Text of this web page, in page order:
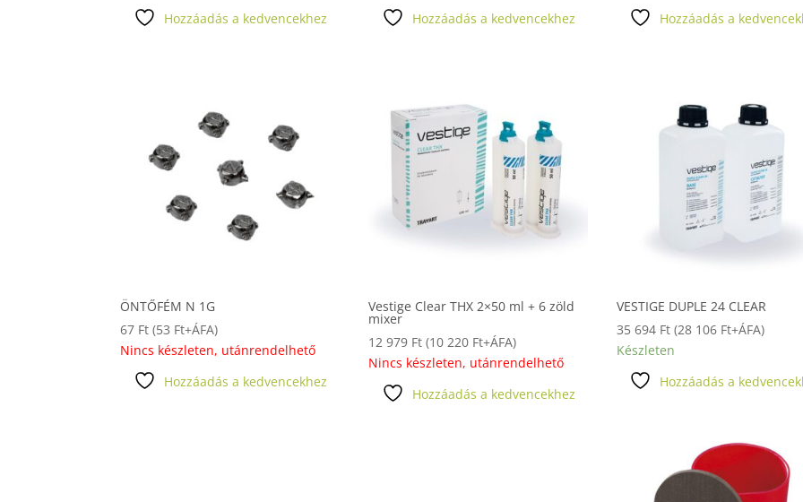
Hozzáadás a kedvencekhez
Hozzáadás a kedvencekhez
Hozzáadás a
ÖNTŐFÉM N 1G
67 Ft (53 Ft+ÁFA)
Nincs készleten, utánrendelhető
Hozzáadás a kedvencekhez
Vestige Clear THX 2×50 ml + 6 zöld
mixer
12 979 Ft (10 220 Ft+ÁFA)
Nincs készleten, utánrendelhető
Hozzáadás a kedvencekhez
VESTIGE DUPLE 24 CLEAR
35 694 Ft (28 106 Ft+ÁFA)
Készleten
Hozzáadás a